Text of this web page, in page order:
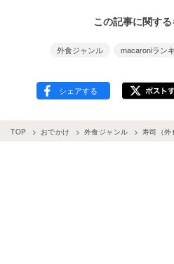
この記事に関す
外食ジャンル macaroniラン
TOP おでかけ 外食ジャンル 寿司（外